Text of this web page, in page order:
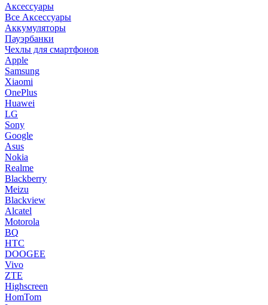
Аксессуары
Все Аксессуары
Аккумуляторы
Пауэрбанки
Чехлы для смартфонов
Apple
Samsung
Xiaomi
OnePlus
Huawei
LG
Sony
Google
Asus
Nokia
Realme
Blackberry
Meizu
Blackview
Alcatel
Motorola
BQ
HTC
DOOGEE
Vivo
ZTE
Highscreen
HomTom